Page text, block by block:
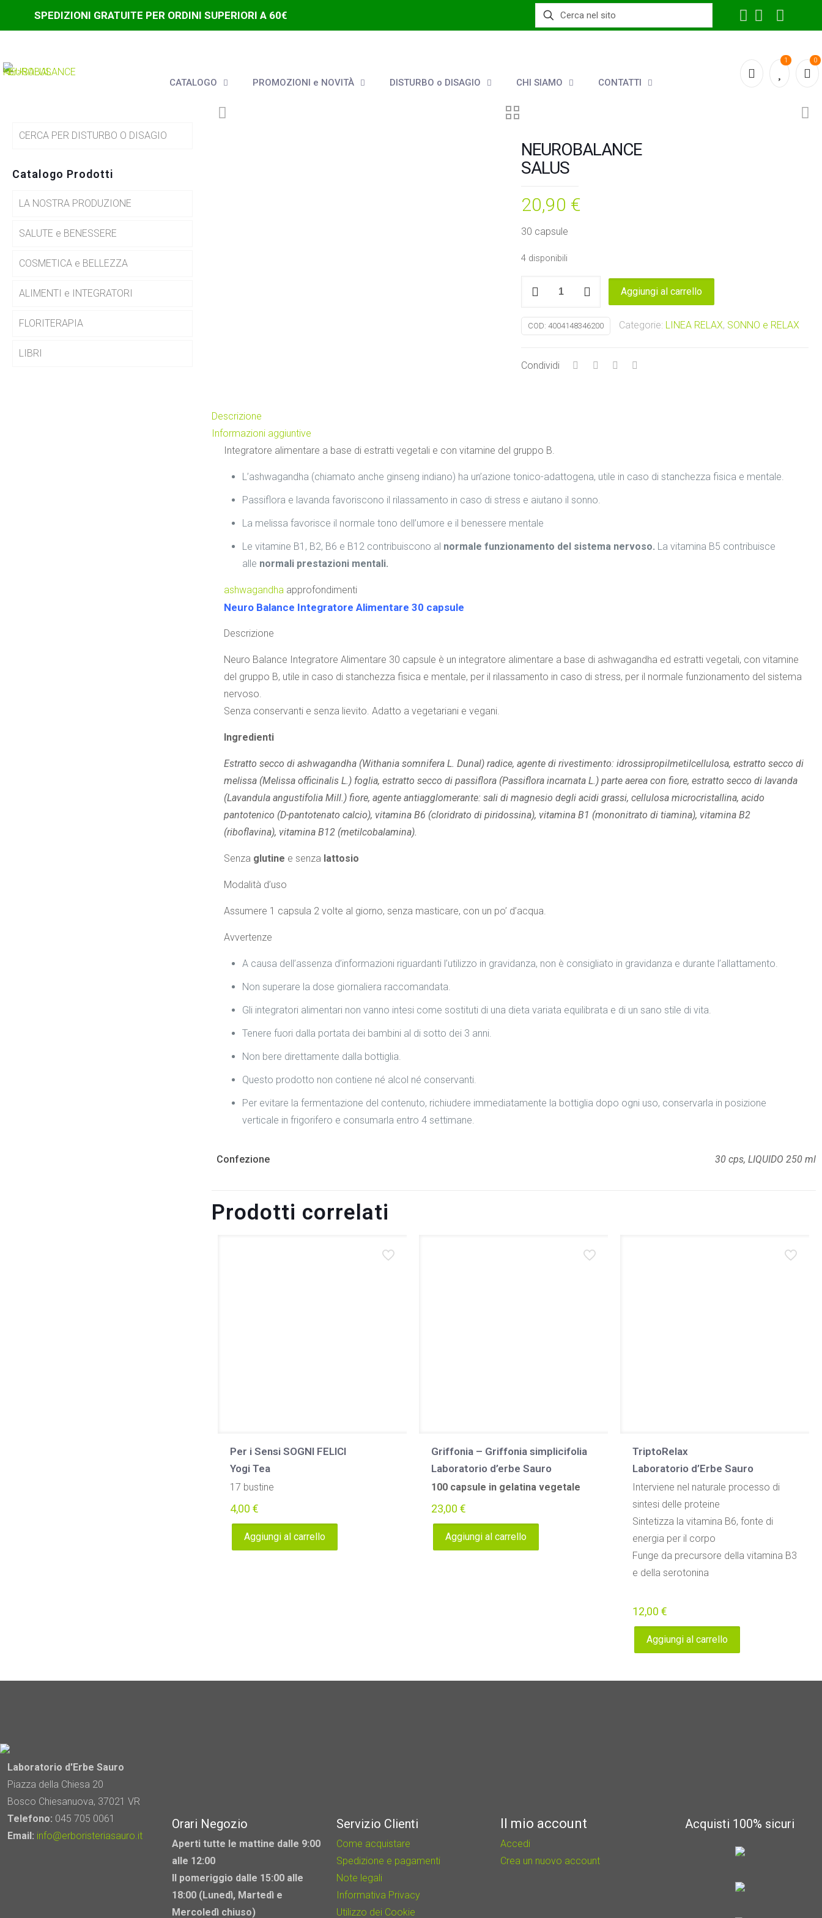
SPEDIZIONI GRATUITE PER ORDINI SUPERIORI A 60€
CATALOGO PROMOZIONI e NOVITÀ DISTURBO o DISAGIO CHI SIAMO CONTATTI
1 0
NEUROBALANCE
SALUS
20,90 €
30 capsule
4 disponibili
quantità
Aggiungi al carrello
COD: 4004148346200 Categorie: LINEA RELAX, SONNO e RELAX
Condividi
Descrizione
Informazioni aggiuntive
Integratore alimentare a base di estratti vegetali e con vitamine del gruppo B.
L’ashwagandha (chiamato anche ginseng indiano) ha un’azione tonico-adattogena, utile in caso di stanchezza fisica e mentale.
Passiflora e lavanda favoriscono il rilassamento in caso di stress e aiutano il sonno.
La melissa favorisce il normale tono dell’umore e il benessere mentale
Le vitamine B1, B2, B6 e B12 contribuiscono al normale funzionamento del sistema nervoso. La vitamina B5 contribuisce
alle normali prestazioni mentali.
ashwagandhaapprofondimenti
Neuro Balance Integratore Alimentare 30 capsule
Descrizione
Neuro Balance Integratore Alimentare 30 capsule è un integratore alimentare a base di ashwagandha ed estratti vegetali, con vitamine
del gruppo B, utile in caso di stanchezza fisica e mentale, per il rilassamento in caso di stress, per il normale funzionamento del sistema
nervoso.
Senza conservanti e senza lievito. Adatto a vegetariani e vegani.
Ingredienti
Estratto secco di ashwagandha (Withania somnifera L. Dunal) radice, agente di rivestimento: idrossipropilmetilcellulosa, estratto secco di
melissa (Melissa officinalis L.) foglia, estratto secco di passiflora (Passiflora incarnata L.) parte aerea con fiore, estratto secco di lavanda
(Lavandula angustifolia Mill.) fiore, agente antiagglomerante: sali di magnesio degli acidi grassi, cellulosa microcristallina, acido
pantotenico (D-pantotenato calcio), vitamina B6 (cloridrato di piridossina), vitamina B1 (mononitrato di tiamina), vitamina B2
(riboflavina), vitamina B12 (metilcobalamina).
Senza glutine e senza lattosio
Modalità d’uso
Assumere 1 capsula 2 volte al giorno, senza masticare, con un po’ d’acqua.
Avvertenze
A causa dell’assenza d’informazioni riguardanti l’utilizzo in gravidanza, non è consigliato in gravidanza e durante l’allattamento.
Non superare la dose giornaliera raccomandata.
Gli integratori alimentari non vanno intesi come sostituti di una dieta variata equilibrata e di un sano stile di vita.
Tenere fuori dalla portata dei bambini al di sotto dei 3 anni.
Non bere direttamente dalla bottiglia.
Questo prodotto non contiene né alcol né conservanti.
Per evitare la fermentazione del contenuto, richiudere immediatamente la bottiglia dopo ogni uso, conservarla in posizione
verticale in frigorifero e consumarla entro 4 settimane.
Confezione 30 cps, LIQUIDO 250 ml
Prodotti correlati
Per i Sensi SOGNI FELICI
Yogi Tea
17 bustine
4,00 €
Aggiungi al carrello
Griffonia – Griffonia simplicifolia
Laboratorio d’erbe Sauro
100 capsule in gelatina vegetale
23,00 €
Aggiungi al carrello
TriptoRelax
Laboratorio d’Erbe Sauro
Interviene nel naturale processo di
sintesi delle proteine
Sintetizza la vitamina B6, fonte di
energia per il corpo
Funge da precursore della vitamina B3
e della serotonina
12,00 €
Aggiungi al carrello
CERCA PER DISTURBO O DISAGIO
Catalogo Prodotti
LA NOSTRA PRODUZIONE
SALUTE e BENESSERE
COSMETICA e BELLEZZA
ALIMENTI e INTEGRATORI
FLORITERAPIA
LIBRI
Laboratorio d'Erbe Sauro
Piazza della Chiesa 20
Bosco Chiesanuova, 37021 VR
Telefono: 045 705 0061
Email: info@erboristeriasauro.it
Orari Negozio
Aperti tutte le mattine dalle 9:00
alle 12:00
Il pomeriggio dalle 15:00 alle
18:00 (Lunedì, Martedì e
Mercoledì chiuso)
Servizio Clienti
Come acquistare
Spedizione e pagamenti
Note legali
Informativa Privacy
Utilizzo dei Cookie
Il mio account
Accedi
Crea un nuovo account
Acquisti 100% sicuri